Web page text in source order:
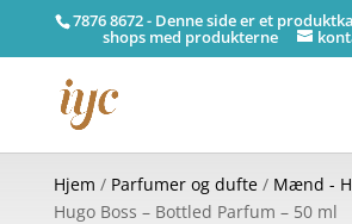
7876 8672 - Denne side er et
shops med produkterne
Hjem / Parfumer og dufte/ Mænd -
Hugo Boss – Bottled Parfum – 50 ml